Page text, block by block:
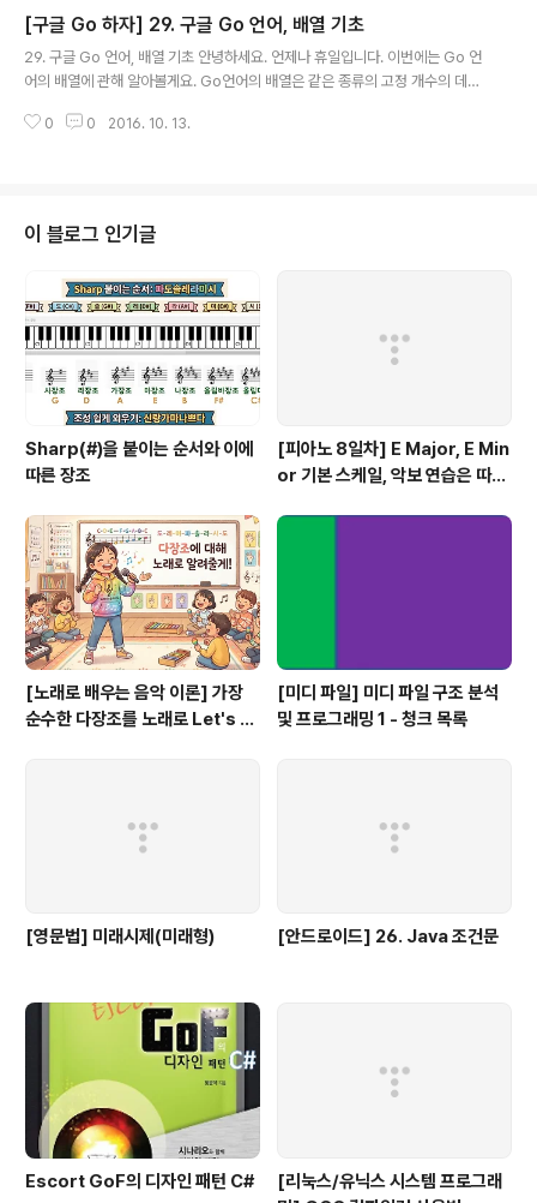
en 함수에 입력 인자로 전달하면 배열의 원소 개수를 얻어올 수 있습니다. arr :
= [5]int{12, 34, 23, 56, 34}var length intlength = len(arr) 그리고 인덱
스를 0에서 length보다 작으면 반복하여 각 원소..
[구글 Go 하자] 29. 구글 Go 언어, 배열 기초
29. 구글 Go 언어, 배열 기초 안녕하세요. 언제나 휴일입니다. 이번에는 Go 언
어의 배열에 관해 알아볼게요. Go언어의 배열은 같은 종류의 고정 개수의 데이
소 형식과 원소 개수를 지정하여 배열을 선언하거나 원소들의 초기값을 지정하
개수를 알고 싶을 때는 len(배열 이름)을 사용합니다. // Example 배열 기초p
ackage main import "fmt" func main() { var ..
0 0 2016. 10. 13.
이 블로그 인기글
Sharp(#)을 붙이는 순서와 이에
따른 장조
[피아노 8일차] E Major, E Min
or 기본 스케일, 악보 연습은 따라
[노래로 배우는 음악 이론] 가장
순수한 다장조를 노래로 Let's G
[미디 파일] 미디 파일 구조 분석
및 프로그래밍 1 - 청크 목록
[영문법] 미래시제(미래형) [안드로이드] 26. Java 조건문
Escort GoF의 디자인 패턴 C#
[리눅스/유닉스 시스템 프로그래